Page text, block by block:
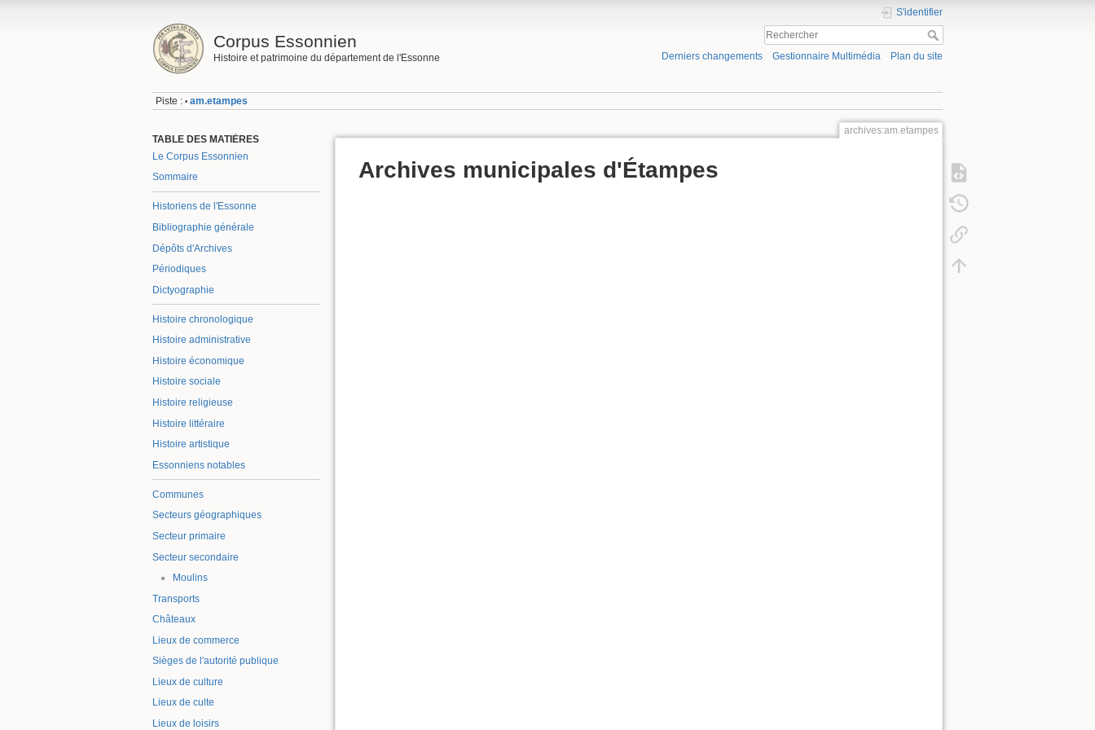
Corpus Essonnien
Histoire et patrimoine du département de l'Essonne
S'identifier
Derniers changements Gestionnaire Multimédia Plan du site
Piste : • am.etampes
TABLE DES MATIÈRES
Le Corpus Essonnien
Sommaire
Historiens de l'Essonne
Bibliographie générale
Dépôts d'Archives
Périodiques
Dictyographie
Histoire chronologique
Histoire administrative
Histoire économique
Histoire sociale
Histoire religieuse
Histoire littéraire
Histoire artistique
Essonniens notables
Communes
Secteurs géographiques
Secteur primaire
Secteur secondaire
Moulins
Transports
Châteaux
Lieux de commerce
Sièges de l'autorité publique
Lieux de culture
Lieux de culte
Lieux de loisirs
archives:am.etampes
Archives municipales d'Étampes